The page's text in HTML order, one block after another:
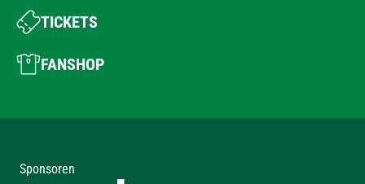
TICKETS
FANSHOP
Sponsoren